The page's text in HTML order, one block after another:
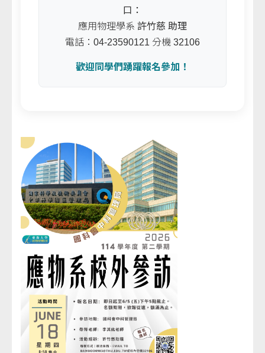
口：
應用物理學系 許竹慈 助理
電話：04-23590121 分機 32106
歡迎同學們踴躍報名參加！